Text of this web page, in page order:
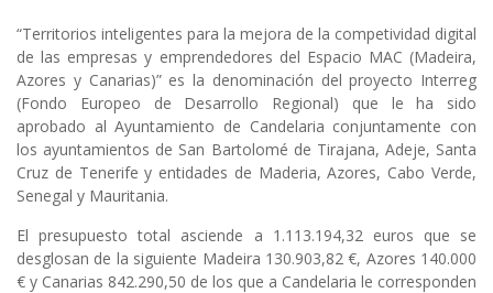
“Territorios inteligentes para la mejora de la competividad digital
de las empresas y emprendedores del Espacio MAC (Madeira,
Azores y Canarias)” es la denominación del proyecto Interreg
(Fondo Europeo de Desarrollo Regional) que le ha sido
aprobado al Ayuntamiento de Candelaria conjuntamente con
los ayuntamientos de San Bartolomé de Tirajana, Adeje, Santa
Cruz de Tenerife y entidades de Maderia, Azores, Cabo Verde,
Senegal y Mauritania.
El presupuesto total asciende a 1.113.194,32 euros que se
desglosan de la siguiente Madeira 130.903,82 €, Azores 140.000
€ y Canarias 842.290,50 de los que a Candelaria le corresponden